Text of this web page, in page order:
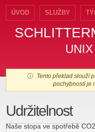
ÚVOD SLUŽBY
ⓘ
Tento překlad slouží
pochybností je
Udržitelnost
Naše stopa ve spotřebě